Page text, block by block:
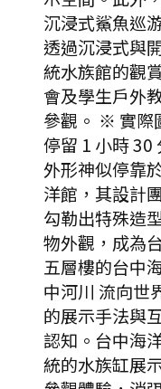
沉浸式鯊魚巡
透過沉浸式與
統水族館的觀
會及學生戶外
參觀。 ※ 實際
停留 1 小時 30
外形神似停靠
洋館，其設計
勾勒出特殊造
物外觀，成為
五層樓的台中
中河川 流向世
的展示手法與
認知。台中海
統的水族缸展